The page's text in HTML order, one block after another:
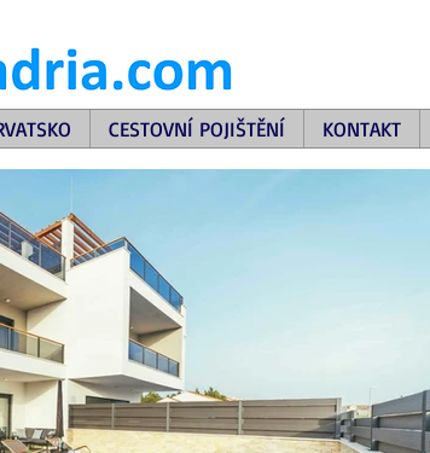
CESTOVNÍ POJIŠTĚNÍ KONTAKT